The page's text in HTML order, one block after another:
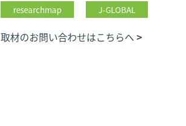
researchmap J-GLOBAL
取材のお問い合わせはこちらへ